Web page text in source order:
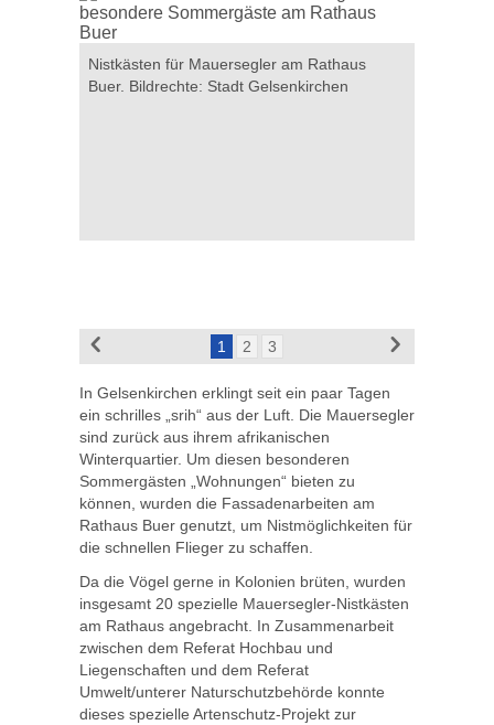
Nistkästen für Mauersegler am Rathaus
Buer. Bildrechte: Stadt Gelsenkirchen
1 2 3
In Gelsenkirchen erklingt seit ein paar Tagen
ein schrilles „srih“ aus der Luft. Die Mauersegler
sind zurück aus ihrem afrikanischen
Winterquartier. Um diesen besonderen
Sommergästen „Wohnungen“ bieten zu
können, wurden die Fassadenarbeiten am
Rathaus Buer genutzt, um Nistmöglichkeiten für
die schnellen Flieger zu schaffen.
Da die Vögel gerne in Kolonien brüten, wurden
insgesamt 20 spezielle Mauersegler-Nistkästen
am Rathaus angebracht. In Zusammenarbeit
zwischen dem Referat Hochbau und
Liegenschaften und dem Referat
Umwelt/unterer Naturschutzbehörde konnte
dieses spezielle Artenschutz-Projekt zur